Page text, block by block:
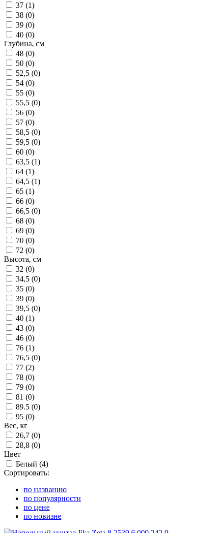
37 (1)
38 (0)
39 (0)
40 (0)
Глубина, см
48 (0)
50 (0)
52,5 (0)
54 (0)
55 (0)
55,5 (0)
56 (0)
57 (0)
58,5 (0)
59,5 (0)
60 (0)
63,5 (1)
64 (1)
64,5 (1)
65 (1)
66 (0)
66,5 (0)
68 (0)
69 (0)
70 (0)
72 (0)
Высота, см
32 (0)
34,5 (0)
35 (0)
39 (0)
39,5 (0)
40 (1)
43 (0)
46 (0)
76 (1)
76,5 (0)
77 (2)
78 (0)
79 (0)
81 (0)
89.5 (0)
95 (0)
Вес, кг
26,7 (0)
28,8 (0)
Цвет
Белый (4)
Сортировать:
по названию
по популярности
по цене
по новизне